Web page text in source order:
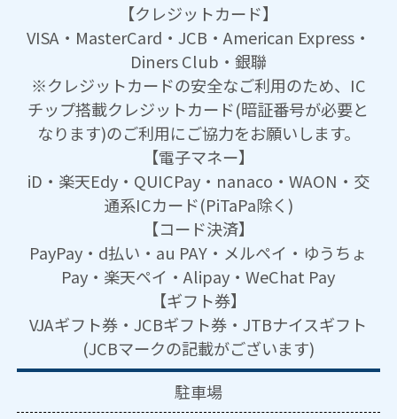
【クレジットカード】
VISA・MasterCard・JCB・American Express・
Diners Club・銀聯
※クレジットカードの安全なご利用のため、IC
チップ搭載クレジットカード(暗証番号が必要と
なります)のご利用にご協力をお願いします。
【電子マネー】
iD・楽天Edy・QUICPay・nanaco・WAON・交
通系ICカード(PiTaPa除く)
【コード決済】
PayPay・d払い・au PAY・メルペイ・ゆうちょ
Pay・楽天ペイ・Alipay・WeChat Pay
【ギフト券】
VJAギフト券・JCBギフト券・JTBナイスギフト
(JCBマークの記載がございます)
駐車場